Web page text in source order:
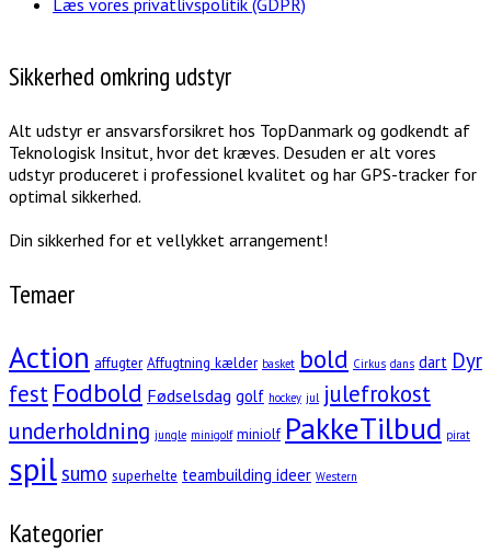
Læs vores privatlivspolitik (GDPR)
Sikkerhed omkring udstyr
Alt udstyr er ansvarsforsikret hos TopDanmark og godkendt af
Teknologisk Insitut, hvor det kræves. Desuden er alt vores
udstyr produceret i professionel kvalitet og har GPS-tracker for
optimal sikkerhed.
Din sikkerhed for et vellykket arrangement!
Temaer
Action affugter Affugtning kælder basket bold Cirkus dans dart Dyr
fest Fodbold Fødselsdag golf hockey jul julefrokost
underholdning jungle minigolf miniolf PakkeTilbud pirat
spilsumo superhelte teambuilding ideer Western
Kategorier